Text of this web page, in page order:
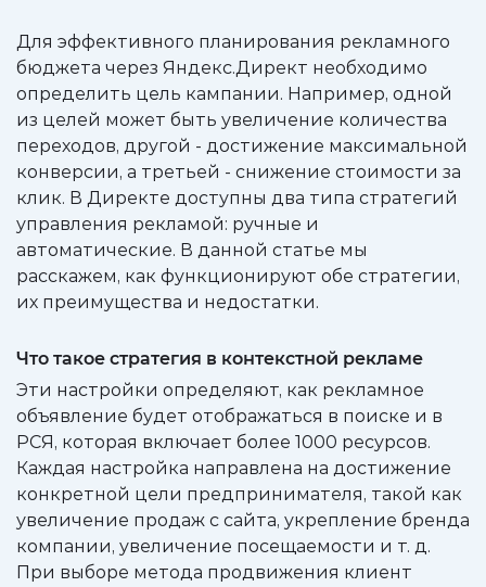
Для эффективного планирования рекламного
бюджета через Яндекс.Директ необходимо
определить цель кампании. Например, одной
из целей может быть увеличение количества
переходов, другой - достижение максимальной
конверсии, а третьей - снижение стоимости за
клик. В Директе доступны два типа стратегий
управления рекламой: ручные и
автоматические. В данной статье мы
расскажем, как функционируют обе стратегии,
их преимущества и недостатки.
Что такое стратегия в контекстной рекламе
Эти настройки определяют, как рекламное
объявление будет отображаться в поиске и в
РСЯ, которая включает более 1000 ресурсов.
Каждая настройка направлена на достижение
конкретной цели предпринимателя, такой как
увеличение продаж с сайта, укрепление бренда
компании, увеличение посещаемости и т. д.
При выборе метода продвижения клиент